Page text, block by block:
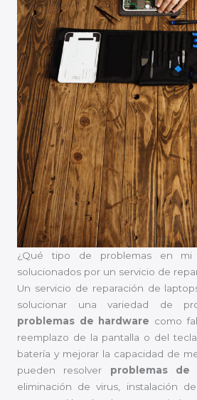
¿Qué tipo de problemas en
solucionados por un servicio de
Un servicio de reparación de
solucionar una variedad de
problemas de hardware como
reemplazo de la pantalla o del
batería y mejorar la capacidad de
pueden resolver problemas de
eliminación de virus, instalación